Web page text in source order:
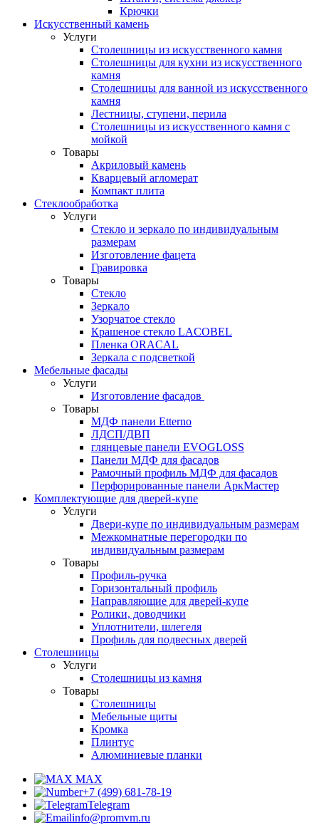
Крючки
Искусственный камень
Услуги
Столешницы из искусственного камня
Столешницы для кухни из искусственного
камня
Столешницы для ванной из искусственного
камня
Лестницы, ступени, перила
Столешницы из искусственного камня с
мойкой
Товары
Акриловый камень
Кварцевый агломерат
Компакт плита
Стеклообработка
Услуги
Стекло и зеркало по индивидуальным
размерам
Изготовление фацета
Гравировка
Товары
Стекло
Зеркало
Узорчатое стекло
Крашеное стекло LACOBEL
Пленка ORACAL
Зеркала с подсветкой
Мебельные фасады
Услуги
Изготовление фасадов
Товары
МДФ панели Etterno
ЛДСП/ДВП
глянцевые панели EVOGLOSS
Панели МДФ для фасадов
Рамочный профиль МДФ для фасадов
Перфорированные панели АркМастер
Комплектующие для дверей-купе
Услуги
Двери-купе по индивидуальным размерам
Межкомнатные перегородки по
индивидуальным размерам
Товары
Профиль-ручка
Горизонтальный профиль
Направляющие для дверей-купе
Ролики, доводчики
Уплотнители, шлегеля
Профиль для подвесных дверей
Столешницы
Услуги
Столешницы из камня
Товары
Столешницы
Мебельные щиты
Кромка
Плинтус
Алюминиевые планки
MAX
+7 (499) 681-78-19
Telegram
info@promvm.ru